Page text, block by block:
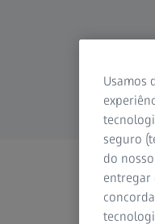
Usamos
seguro
do
entregar